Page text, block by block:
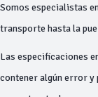
Somos especialistas
transporte hasta la
Las especificaciones
contener algún error